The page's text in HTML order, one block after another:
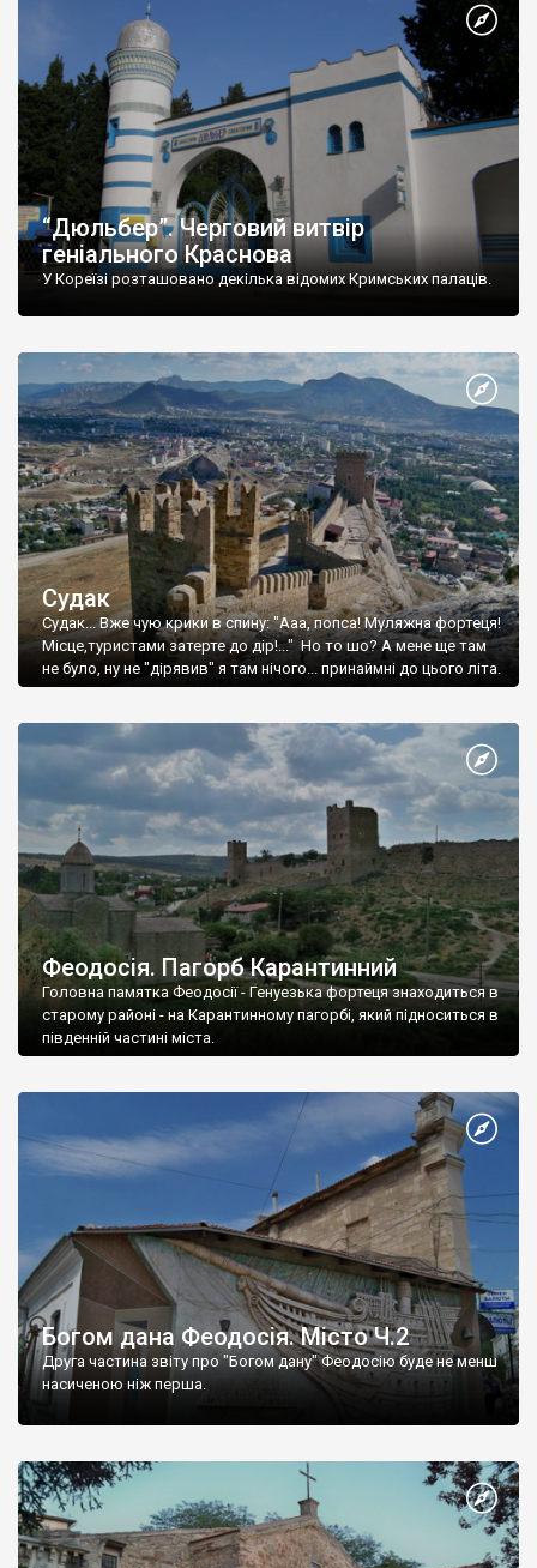
“Дюльбер”. Черговий витвір
геніального Краснова
У Кореїзі розташовано декілька відомих Кримських палаців.
Судак
Судак... Вже чую крики в спину: "Ааа, попса! Муляжна фортеця!
Місце,туристами затерте до дір!..." Но то шо? А мене ще там
не було, ну не "дірявив" я там нічого... принаймні до цього літа.
Феодосія. Пагорб Карантинний
Головна памятка Феодосії - Генуезька фортеця знаходиться в
старому районі - на Карантинному пагорбі, який підноситься в
південній частині міста.
Богом дана Феодосія. Місто Ч.2
Друга частина звіту про "Богом дану" Феодосію буде не менш
насиченою ніж перша.